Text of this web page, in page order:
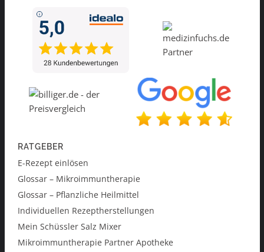
RATGEBER
E-Rezept einlösen
Glossar – Mikroimmuntherapie
Glossar – Pflanzliche Heilmittel
Individuellen Rezeptherstellungen
Mein Schüssler Salz Mixer
Mikroimmuntherapie Partner Apotheke